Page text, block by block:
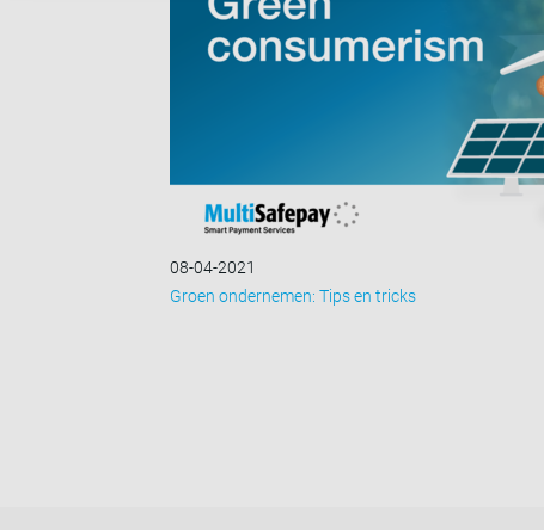
08-04-2021
Groen ondernemen: Tips en tricks